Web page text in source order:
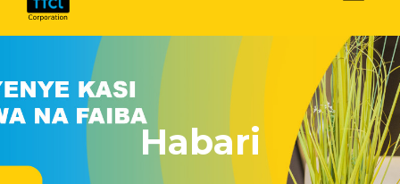
Habari